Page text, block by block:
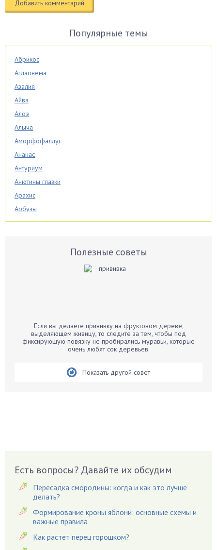
Популярные темы
Абрикос
Аглаонема
Азалия
Айва
Алоэ
Алыча
Аморфофаллус
Ананас
Антуриум
Анютины глазки
Арахис
Арбузы
Аспарагус
Бархатцы
Бегония
Вешенки
Виноград
Вредители
Гардения
Гацания
Полезные советы
Если вы делаете прививку на фруктовом дереве,
выделяющем живицу, то следите за тем, чтобы под
фиксирующую повязку не пробирались муравьи, которые
очень любят сок деревьев.
Показать другой совет
Есть вопросы? Давайте их обсудим
Пересадка смородины: когда и как это лучше
делать?
Формирование кроны яблони: основные схемы и
важные правила
Как растет перец горошком?